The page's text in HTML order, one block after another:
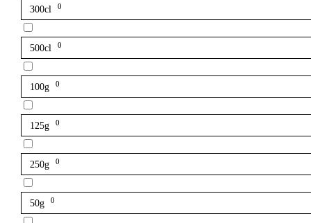
300cl 0
500cl 0
100g 0
125g 0
250g 0
50g 0